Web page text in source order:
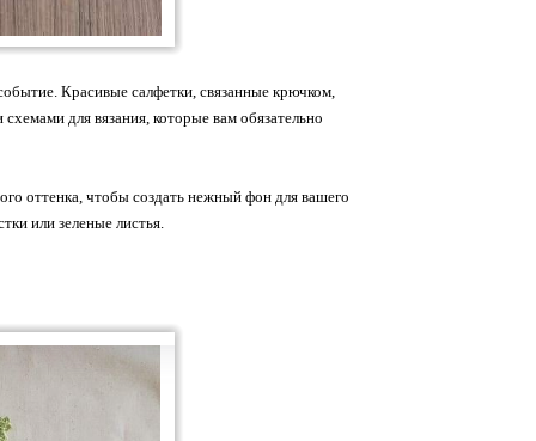
Красивые салфетки, связанные крючком,
для вязания, которые вам обязательно
оттенка, чтобы создать нежный фон для вашего
или зеленые листья.